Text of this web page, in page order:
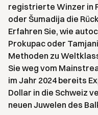
registrierte Winzer in
oder Šumadija die
Erfahren Sie, wie
Prokupac oder
Methoden zu
Sie weg vom
im Jahr 2024 bereits
Dollar in die Schweiz
neuen Juwelen des